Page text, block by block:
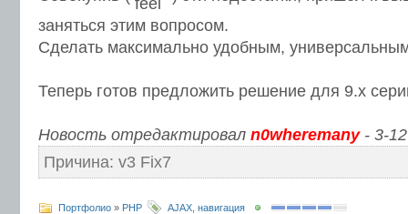
заняться этим вопросом.
Сделать максимально удобным,
Теперь готов предложить решение для 9.х
Новость отредактировал n0wheremany- 3-
Причина: v3 Fix7
Портфолио » PHP AJAX навигация